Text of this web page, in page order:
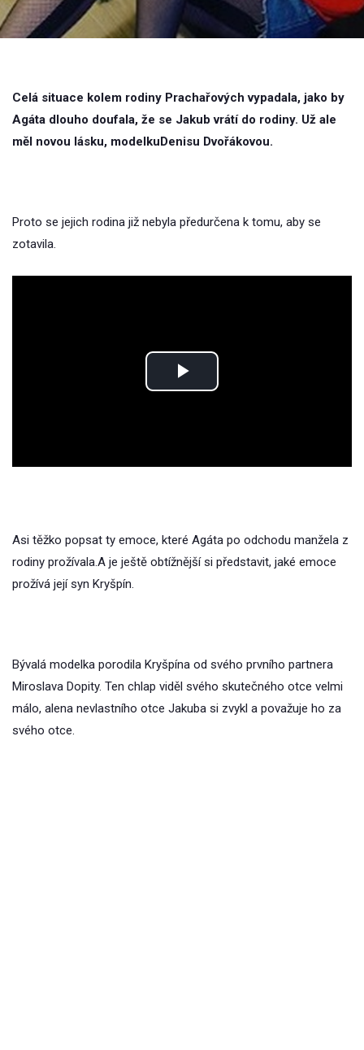
Celá situace kolem rodiny Prachařových vypadala, jako by
Agáta dlouho doufala, že se Jakub vrátí do rodiny. Už ale
měl novou lásku, modelkuDenisu Dvořákovou.
Proto se jejich rodina již nebyla předurčena k tomu, aby se
zotavila.
Play
Asi těžko popsat ty emoce, které Agáta po odchodu manžela z
rodiny prožívala.A je ještě obtížnější si představit, jaké emoce
prožívá její syn Kryšpín.
Bývalá modelka porodila Kryšpína od svého prvního partnera
Miroslava Dopity. Ten chlap viděl svého skutečného otce velmi
málo, alena nevlastního otce Jakuba si zvykl a považuje ho za
svého otce.